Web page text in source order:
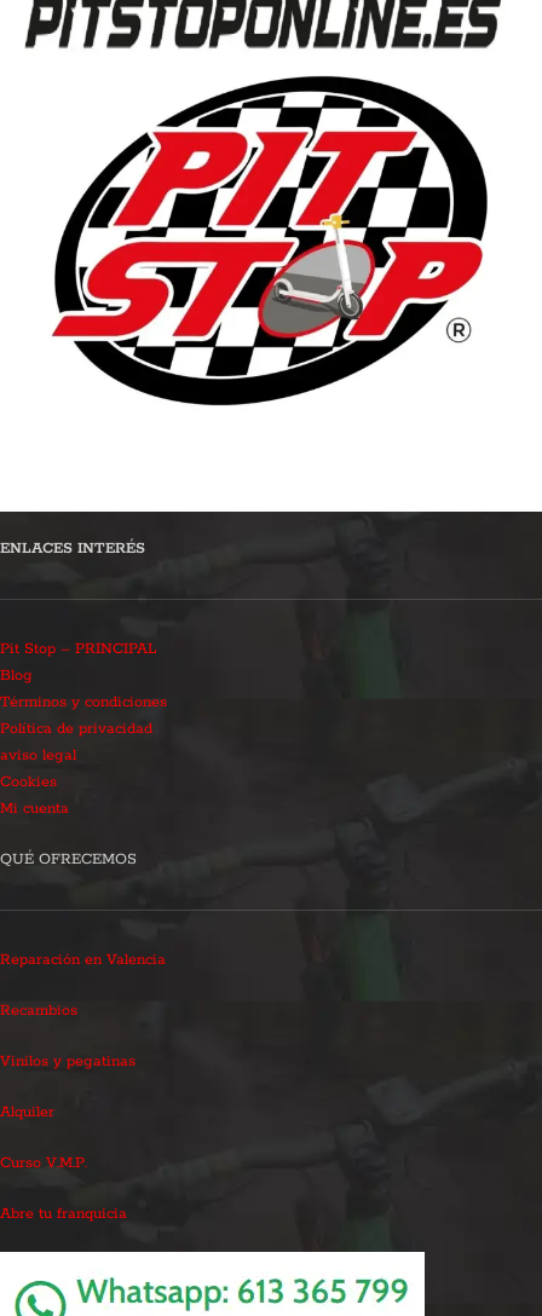
ENLACES INTERÉS
Pit Stop – PRINCIPAL
Blog
Términos y condiciones
Política de privacidad
aviso legal
Cookies
Mi cuenta
QUÉ OFRECEMOS
Reparación en Valencia
Recambios
Vinilos y pegatinas
Alquiler
Curso V.M.P.
Abre tu franquicia